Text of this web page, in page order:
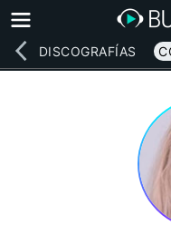
DISCOGRAFÍAS